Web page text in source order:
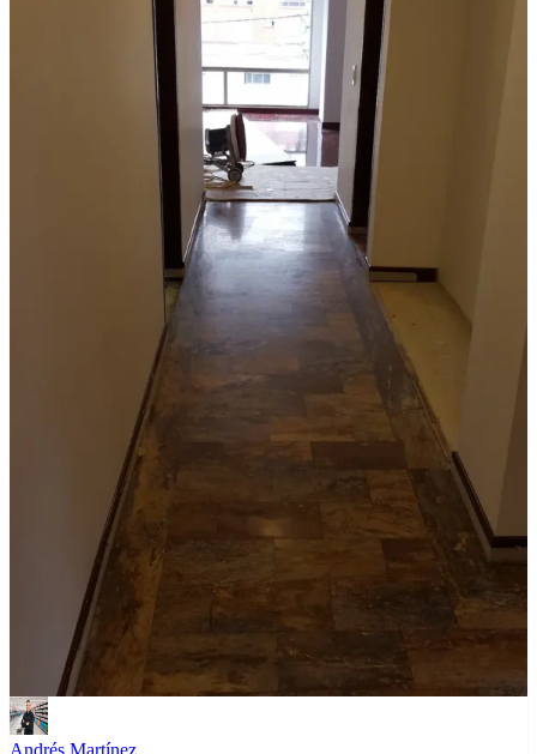
Andrés Martínez